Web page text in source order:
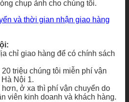
chụp ảnh cho chúng tôi.
và thời gian nhận giao hàng
chỉ giao hàng để có chính sách
triệu chúng tôi miễn phí vận
Nội 1.
ở xa thì phí vận chuyển do
viên kinh doanh và khách hàng.